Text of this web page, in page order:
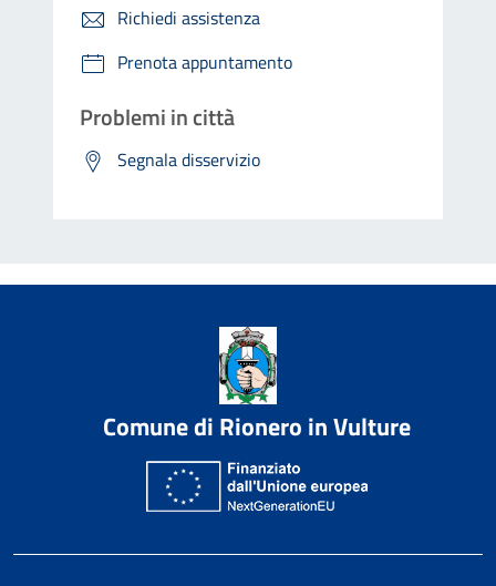
Richiedi assistenza
Prenota appuntamento
Problemi in città
Segnala disservizio
Comune di Rionero in Vulture